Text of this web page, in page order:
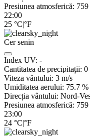
Presiunea atmosferică: 759
22:00
25 °C|°F
Cer senin
Index UV: -
Cantitatea de precipitații: 0
Viteza vântului: 3 m/s
Umiditatea aerului: 75.7 %
Direcția vântului: Nord-
Presiunea atmosferică: 759
23:00
24 °C|°F